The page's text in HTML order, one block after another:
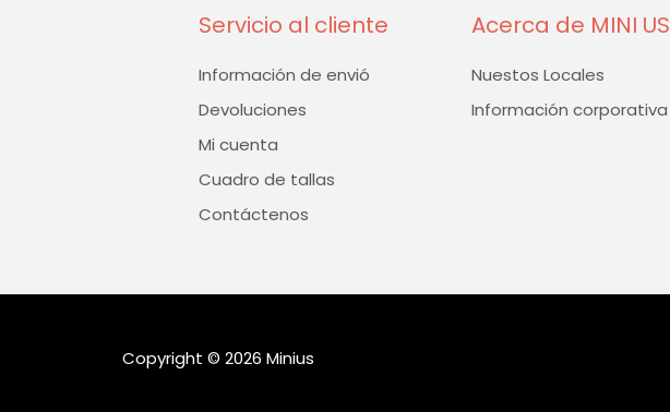
Servicio al cliente
Información de envió
Devoluciones
Mi cuenta
Cuadro de tallas
Contáctenos
Acerca de MINI US
Nuestos Locales
Información corporativa
Copyright © 2026 Minius